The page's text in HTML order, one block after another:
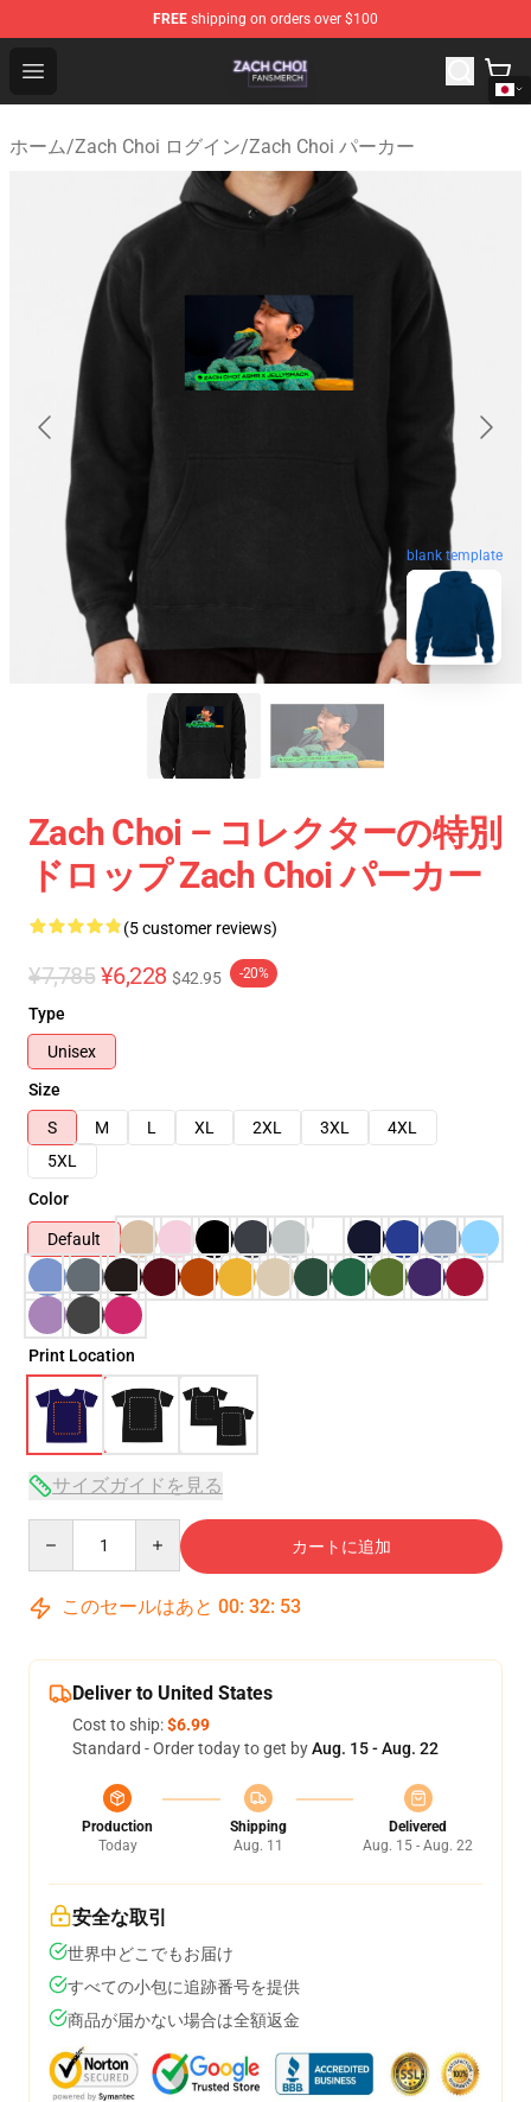
FREE shipping on orders over $100
Open menu
Zach Choi Shop - Official Zach Choi Merchandise Store
ホーム/Zach Choi ログイン/Zach Choi パーカー
blank template
Zach Choi – コレクターの特別
ドロップ Zach Choi パーカー
(5 customer reviews)
¥7,785 ¥6,228 $42.95 -20%
Type
Unisex
Size
S
M L XL 2XL 3XL
4XL
5XL
Color
Default
Print Location
サイズガイドを見る
カートに追加
このセールはあと 00: 32: 53
Deliver to United States
Cost to ship:$6.99
Standard - Order today to get byAug. 15 - Aug. 22
Production
Today
Shipping
Aug. 11
Delivered
Aug. 15 - Aug. 22
安全な取引
世界中どこでもお届け
すべての小包に追跡番号を提供
商品が届かない場合は全額返金